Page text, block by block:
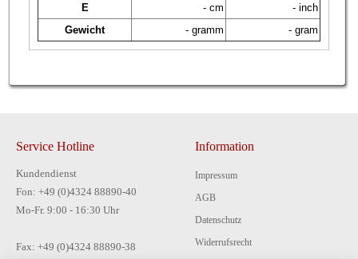
E
- cm
- inch
Gewicht
- gramm - gram
Service Hotline
Kundendienst
Fon: +49 (0)4324 88890-40
Mo-Fr. 9:00 - 16:30 Uhr
Fax: +49 (0)4324 88890-38
Information
Impressum
AGB
Datenschutz
Widerrufsrecht